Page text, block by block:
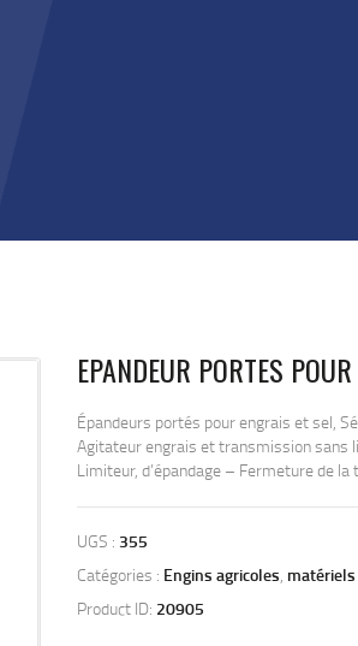
EPANDEUR PORTES
Épandeurs portés pour engrais et sel,
Agitateur engrais et transmission sans
Limiteur, d’épandage – Fermeture de
UGS : 355
Catégories : Engins agricoles
Product ID: 20905